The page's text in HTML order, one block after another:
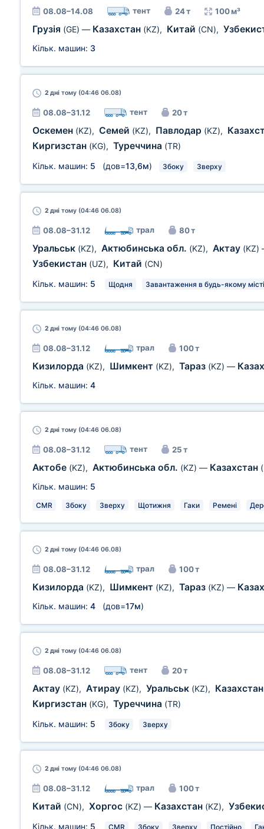
08.08–14.08 тент 24 т 100 м³
Грузія (GE) — Казахстан (KZ), Китай (CN),
Кільк. машин: 3
2 дні тому (04:46 06.08)
08.08–31.12 тент 20 т
Оскемен (KZ), Семей (KZ), Павлодар (KZ),
Киргизстан (KG), Туреччина (TR)
Кільк. машин: 5 (дов=13,6м) Збоку Зверху
2 дні тому (04:46 06.08)
08.08–31.12 трал 80 т
Уральськ (KZ), Актюбинська обл. (KZ), Актау (KZ)
Узбекистан (UZ), Китай (CN)
Кільк. машин: 5 Щодня Завантаження в будь-якому місті
2 дні тому (04:46 06.08)
08.08–31.12 трал 100 т
Кизилорда (KZ), Шимкент (KZ), Тараз (KZ) —
Кільк. машин: 4
2 дні тому (04:46 06.08)
08.08–31.12 тент 25 т
Актобе (KZ), Актюбинська обл. (KZ) — Казахстан
Кільк. машин: 5
CMR Збоку Зверху Щотижня Гаки Ремені
2 дні тому (04:46 06.08)
08.08–31.12 трал 100 т
Кизилорда (KZ), Шимкент (KZ), Тараз (KZ) —
Кільк. машин: 4 (дов=17м)
2 дні тому (04:46 06.08)
08.08–31.12 тент 20 т
Актау (KZ), Атирау (KZ), Уральськ (KZ),
Киргизстан (KG), Туреччина (TR)
Кільк. машин: 5 Збоку Зверху
2 дні тому (04:46 06.08)
08.08–31.12 трал 100 т
Китай (CN), Хоргос (KZ) — Казахстан (KZ),
Кільк. машин: 5 CMR Збоку Зверху Постійно